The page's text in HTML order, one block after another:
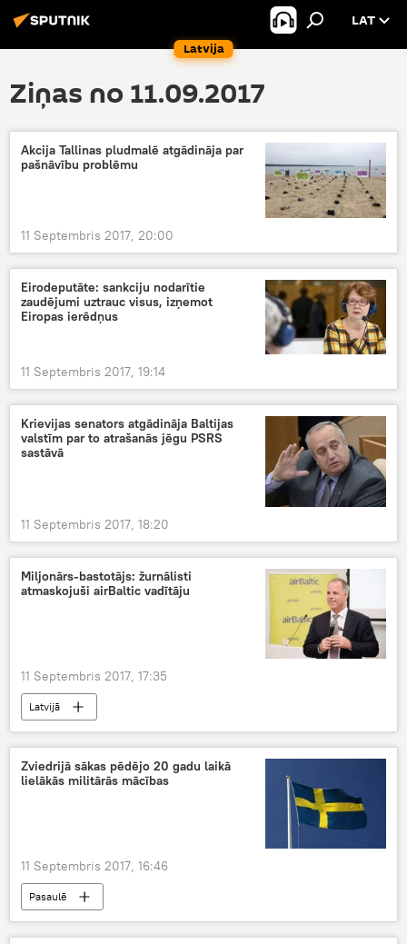
Latvija
LAT
Ziņas no 11.09.2017
Akcija Tallinas pludmalē atgādināja par
pašnāvību problēmu
11 Septembris 2017, 20:00
Eirodeputāte: sankciju nodarītie
zaudējumi uztrauc visus, izņemot
Eiropas ierēdņus
11 Septembris 2017, 19:14
Krievijas senators atgādināja Baltijas
valstīm par to atrašanās jēgu PSRS
sastāvā
11 Septembris 2017, 18:20
Miljonārs-bastotājs: žurnālisti
atmaskojuši airBaltic vadītāju
11 Septembris 2017, 17:35
Latvijā
Zviedrijā sākas pēdējo 20 gadu laikā
lielākās militārās mācības
11 Septembris 2017, 16:46
Pasaulē